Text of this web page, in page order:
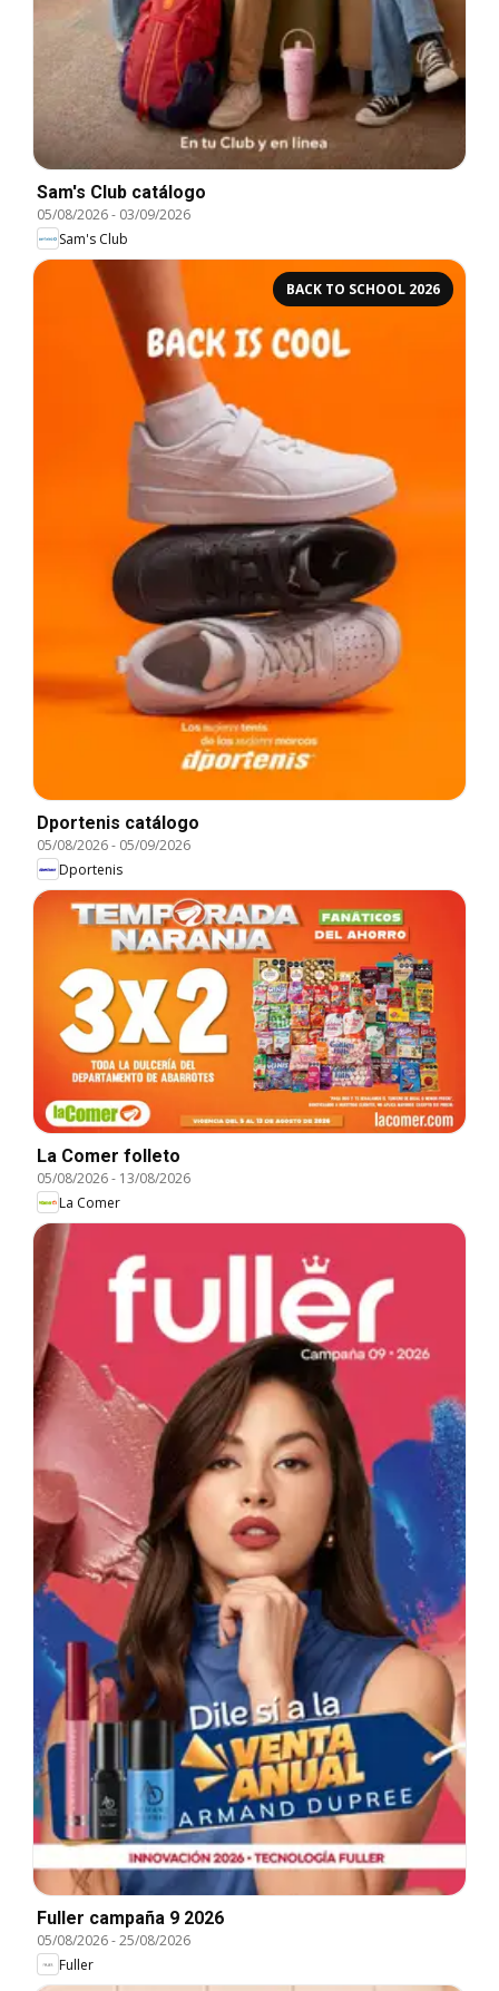
Sam's Club catálogo
05/08/2026- 03/09/2026
Sam's Club
BACK TO SCHOOL 2026
Dportenis catálogo
05/08/2026- 05/09/2026
Dportenis
La Comer folleto
05/08/2026- 13/08/2026
La Comer
Fuller campaña 9 2026
05/08/2026-25/08/2026
Fuller